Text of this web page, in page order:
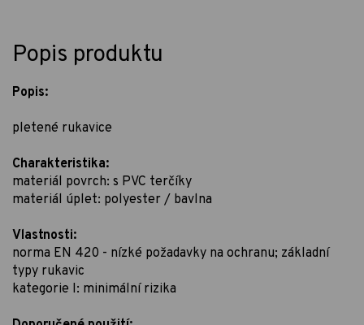
Popis produktu
Popis:
pletené rukavice
Charakteristika:
materiál povrch: s PVC terčíky
materiál úplet: polyester / bavlna
Vlastnosti:
norma EN 420 - nízké požadavky na ochranu; základní
typy rukavic
kategorie I: minimální rizika